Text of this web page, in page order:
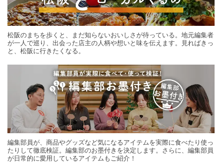
松阪のまちを歩くと、まだ知らないおいしさが待っている。地元編集者
が一人で巡り、出会った店主の人柄や想いと味を伝えます。見ればきっ
と、松阪に行きたくなる。
編集部員が、商品やグッズなど気になるアイテムを実際に食べたり使っ
たりして徹底検証。編集部のお墨付きを決定します。さらに、編集部員
が日常的に愛用しているアイテムもご紹介！